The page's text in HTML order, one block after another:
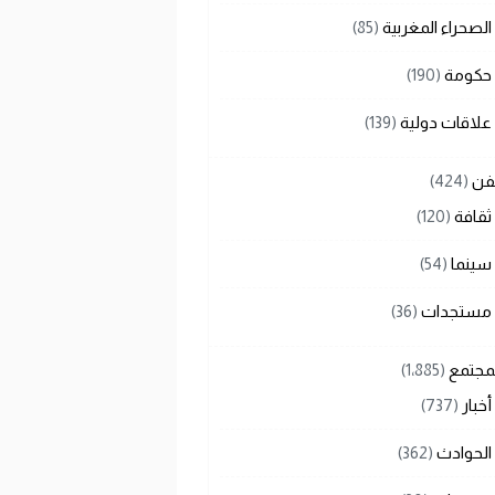
الصحراء المغربية (85)
حكومة (190)
علاقات دولية (139)
(424)
ثقافة (120)
سينما (54)
مستجدات (36)
(1٬885)
أخبار (737)
الحوادث (362)